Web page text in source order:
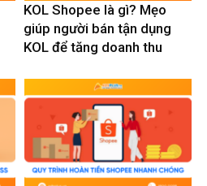
KOL Shopee là gì? Mẹo
giúp người bán tận dụng
KOL để tăng doanh thu